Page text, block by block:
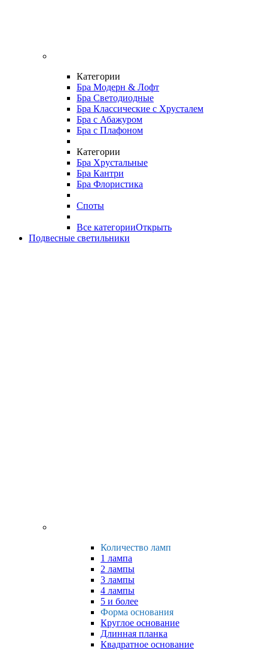
Категории
Бра Модерн & Лофт
Бра Светодиодные
Бра Классические с Хрусталем
Бра с Абажуром
Бра с Плафоном
Категории
Бра Хрустальные
Бра Кантри
Бра Флористика
Споты
Все категорииОткрыть
Подвесные светильники
Количество ламп
1 лампа
2 лампы
3 лампы
4 лампы
5 и более
Форма основания
Круглое основание
Длинная планка
Квадратное основание